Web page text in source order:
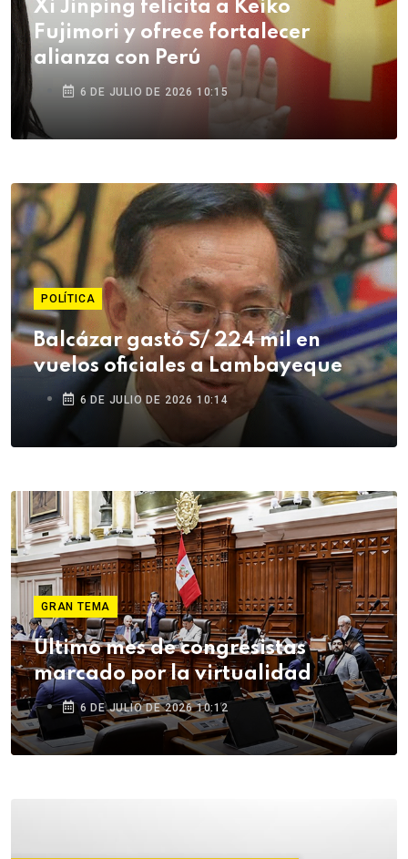
Xi Jinping felicita a Keiko
Fujimori y ofrece fortalecer
alianza con Perú
6 DE JULIO DE 2026 10:15
POLÍTICA
Balcázar gastó S/ 224 mil en
vuelos oficiales a Lambayeque
6 DE JULIO DE 2026 10:14
GRAN TEMA
Último mes de congresistas
marcado por la virtualidad
6 DE JULIO DE 2026 10:12